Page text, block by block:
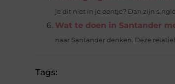
je dit niet in je eentje? Dan zijn
Wat te doen in Santander
naar Santander denken. Deze
Tags: